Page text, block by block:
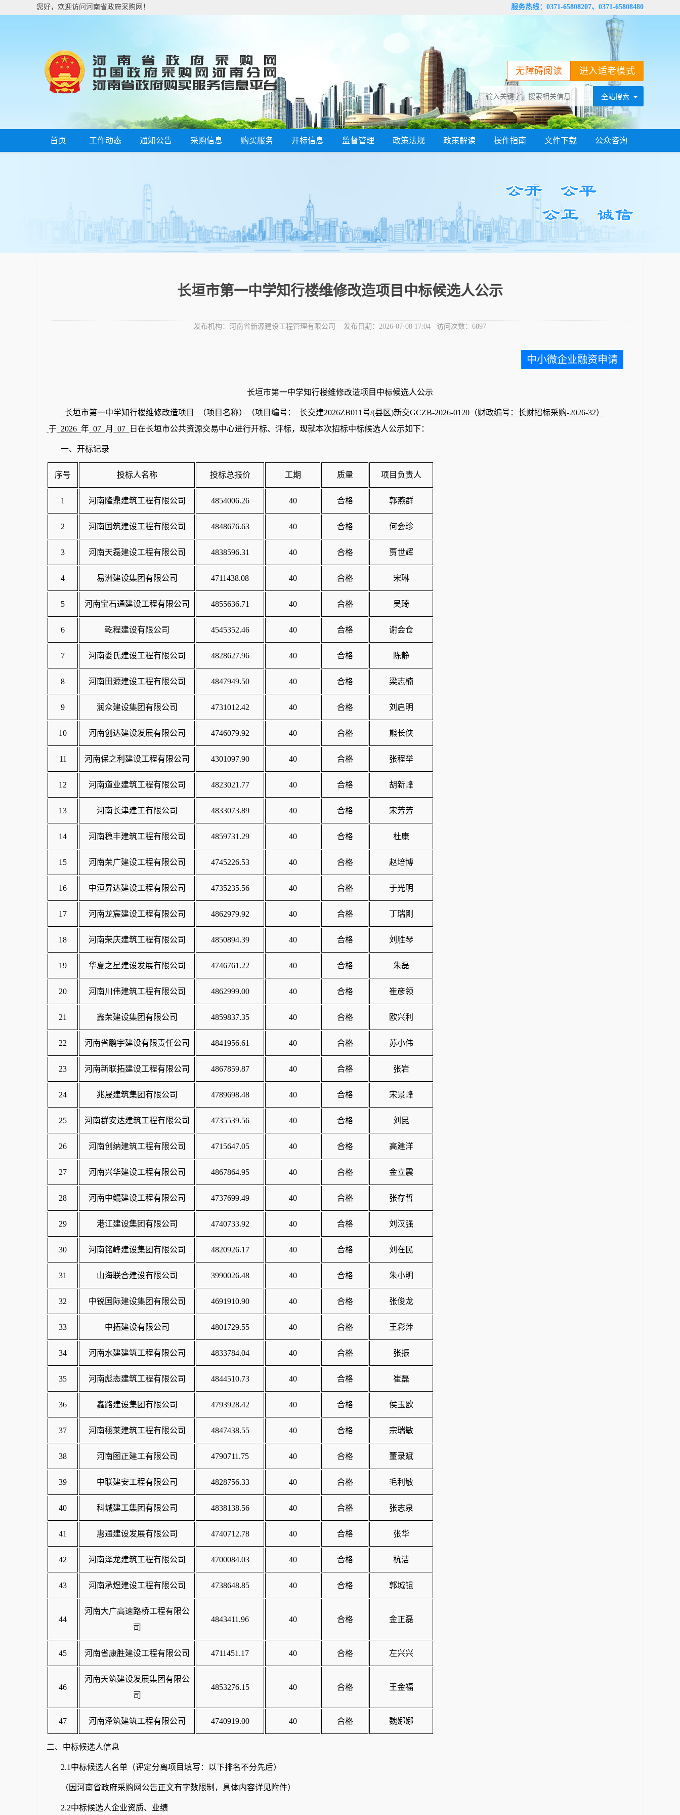
您好，欢迎访问河南省政府采购网！ 服务热线：0371-65808207、0371-65808480
进入适老模式
无障碍阅读
首页 工作动态 通知公告 采购信息 购买服务 开标信息 监督管理 政策法规 政策解读 操作指南 文件下载 公众咨询
长垣市第一中学知行楼维修改造项目中标候选人公示
发布机构： 河南省新源建设工程管理有限公司 发布日期： 2026-07-08 17:04 访问次数： 6897
中小微企业融资申请
长垣市第一中学知行楼维修改造项目中标候选人公示
长垣市第一中学知行楼维修改造项目 （项目名称） （项目编号： 长交建2026ZB011号/(县区)新交GCZB-2026-0120（财政编号：长财招标采购-2026-32）
于 2026 年 07 月 07 日在长垣市公共资源交易中心进行开标、评标，现就本次招标中标候选人公示如下：
一、开标记录
序号 投标人名称 投标总报价 工期 质量 项目负责人
1 河南隆鼎建筑工程有限公司 4854006.26 40 合格 郭燕群
2 河南国筑建设工程有限公司 4848676.63 40 合格 何会珍
3 河南天磊建设工程有限公司 4838596.31 40 合格 贾世辉
4 易洲建设集团有限公司 4711438.08 40 合格 宋琳
5 河南宝石通建设工程有限公司 4855636.71 40 合格 吴琦
6 乾程建设有限公司 4545352.46 40 合格 谢会仓
7 河南娄氏建设工程有限公司 4828627.96 40 合格 陈静
8 河南田源建设工程有限公司 4847949.50 40 合格 梁志楠
9 润众建设集团有限公司 4731012.42 40 合格 刘启明
10 河南创达建设发展有限公司 4746079.92 40 合格 熊长侠
11 河南保之利建设工程有限公司 4301097.90 40 合格 张程举
12 河南道业建筑工程有限公司 4823021.77 40 合格 胡新峰
13 河南长津建工有限公司 4833073.89 40 合格 宋芳芳
14 河南稳丰建筑工程有限公司 4859731.29 40 合格 杜康
15 河南荣广建设工程有限公司 4745226.53 40 合格 赵培博
16 中洹昇达建设工程有限公司 4735235.56 40 合格 于光明
17 河南龙宸建设工程有限公司 4862979.92 40 合格 丁瑞刚
18 河南荣庆建筑工程有限公司 4850894.39 40 合格 刘胜琴
19 华夏之星建设发展有限公司 4746761.22 40 合格 朱磊
20 河南川伟建筑工程有限公司 4862999.00 40 合格 崔彦领
21 鑫荣建设集团有限公司 4859837.35 40 合格 欧兴利
22 河南省鹏宇建设有限责任公司 4841956.61 40 合格 苏小伟
23 河南新联拓建设工程有限公司 4867859.87 40 合格 张岩
24 兆晟建筑集团有限公司 4789698.48 40 合格 宋景峰
25 河南群安达建筑工程有限公司 4735539.56 40 合格 刘昆
26 河南创纳建筑工程有限公司 4715647.05 40 合格 高建洋
27 河南兴华建设工程有限公司 4867864.95 40 合格 金立震
28 河南中鲲建设工程有限公司 4737699.49 40 合格 张存哲
29 港江建设集团有限公司 4740733.92 40 合格 刘汉强
30 河南铭峰建设集团有限公司 4820926.17 40 合格 刘在民
31 山海联合建设有限公司 3990026.48 40 合格 朱小明
32 中锐国际建设集团有限公司 4691910.90 40 合格 张俊龙
33 中拓建设有限公司 4801729.55 40 合格 王彩萍
34 河南水建建筑工程有限公司 4833784.04 40 合格 张振
35 河南彪态建筑工程有限公司 4844510.73 40 合格 崔磊
36 鑫路建设集团有限公司 4793928.42 40 合格 侯玉欧
37 河南栩莱建筑工程有限公司 4847438.55 40 合格 宗瑞敏
38 河南图正建工有限公司 4790711.75 40 合格 董录斌
39 中联建安工程有限公司 4828756.33 40 合格 毛利敏
40 科城建工集团有限公司 4838138.56 40 合格 张志泉
41 惠通建设发展有限公司 4740712.78 40 合格 张华
42 河南泽龙建筑工程有限公司 4700084.03 40 合格 杭洁
43 河南承煜建设工程有限公司 4738648.85 40 合格 郭城锟
44
河南大广高速路桥工程有限公
司
4843411.96 40 合格 金正磊
45 河南省康胜建设工程有限公司 4711451.17 40 合格 左兴兴
46
河南天筑建设发展集团有限公
司
4853276.15 40 合格 王金福
47 河南泽筑建筑工程有限公司 4740919.00 40 合格 魏娜娜
二、中标候选人信息
2.1中标候选人名单（评定分离项目填写：以下排名不分先后）
（因河南省政府采购网公告正文有字数限制，具体内容详见附件）
2.2中标候选人企业资质、业绩